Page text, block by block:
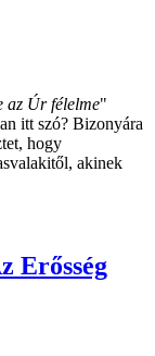
az Úr félelme"
itt szó? Bizonyára
hogy
akinek
Erősség